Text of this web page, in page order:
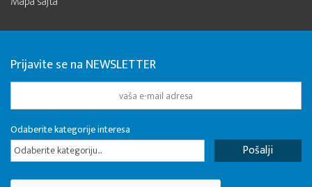
Prijavite se na NEWSLETTER
Odaberite kategorije interesa
Odaberite kategoriju...